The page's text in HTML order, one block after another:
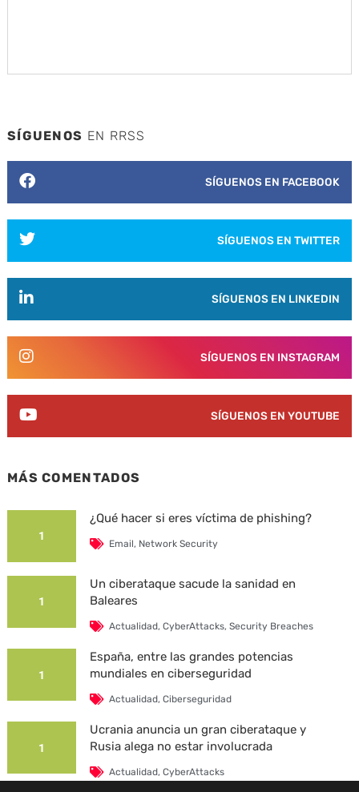
SÍGUENOS EN RRSS
SÍGUENOS EN FACEBOOK
SÍGUENOS EN TWITTER
SÍGUENOS EN LINKEDIN
SÍGUENOS EN INSTAGRAM
SÍGUENOS EN YOUTUBE
MÁS COMENTADOS
1
¿Qué hacer si eres víctima de phishing?
Email, Network Security
1
Un ciberataque sacude la sanidad en
Baleares
Actualidad,CyberAttacks,Security Breaches
1
España, entre las grandes potencias
mundiales en ciberseguridad
Actualidad,Ciberseguridad
1
Ucrania anuncia un gran ciberataque y
Rusia alega no estar involucrada
Actualidad,CyberAttacks